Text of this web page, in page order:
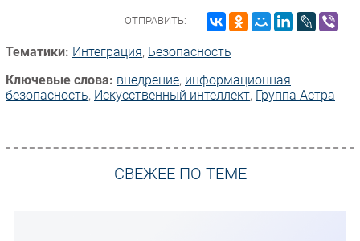
ОТПРАВИТЬ:
Тематики: Интеграция, Безопасность
Ключевые слова: внедрение, информационная
безопасность, Искусственный интеллект, Группа Астра
СВЕЖЕЕ ПО ТЕМЕ